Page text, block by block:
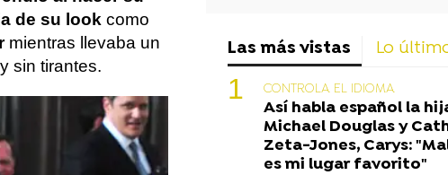
de su look como
mientras llevaba un
sin tirantes.
Las más vistas Lo
CONTROLA EL IDIOMA
Así habla español la
Michael Douglas y
Zeta-Jones, Carys:
es mi lugar favorito"